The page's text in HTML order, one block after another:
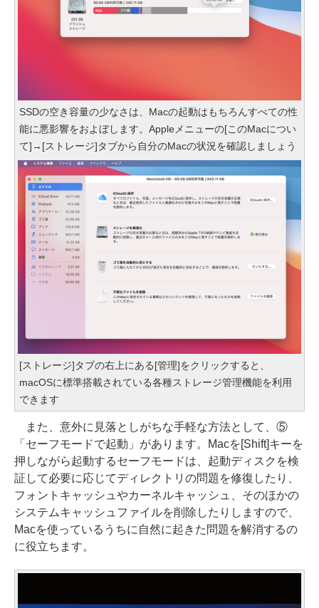
SSDの空き容量の少なさは、Macの起動はもちろんすべての性
能に悪影響をおよぼします。Appleメニューの[このMacについ
て]→[ストレージ]タブから自分のMacの状況を確認しましょう
[ストレージ]タブの右上にある[管理]をクリックすると、
macOSに標準搭載されている各種ストレージ管理機能を利用
できます
また、意外に見落としがちな手軽な方法として、⑤
「セーフモードで起動」があります。Macを[Shift]キーを
押しながら起動するセーフモードは、起動ディスクを検
証して必要に応じてディレクトリの問題を修復したり、
フォントキャッシュやカーネルキャッシュ、そのほかの
システムキャッシュファイルを削除したりしますので、
Macを使っているうちに自然に起きた問題を解消するの
に役立ちます。